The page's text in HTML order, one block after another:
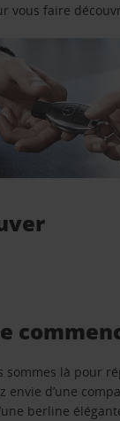
vous faire
sommes là pour
envie d’une
berline